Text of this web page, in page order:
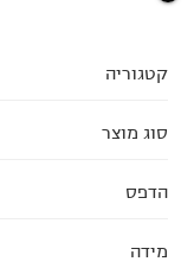
קטגוריה
סוג מוצר
הדפס
מידה